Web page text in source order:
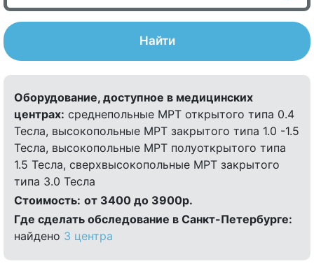
Найти
Оборудование, доступное в медицинских
центрах: среднепольные МРТ открытого типа 0.4
Тесла, высокопольные МРТ закрытого типа 1.0 -1.5
Тесла, высокопольные МРТ полуоткрытого типа
1.5 Тесла, сверхвысокопольные МРТ закрытого
типа 3.0 Тесла
Стоимость: от 3400 до 3900р.
Где сделать обследование в Санкт-Петербурге:
найдено 3 центра